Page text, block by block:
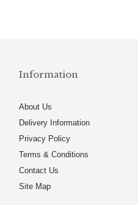
Information
About Us
Delivery Information
Privacy Policy
Terms & Conditions
Contact Us
Site Map